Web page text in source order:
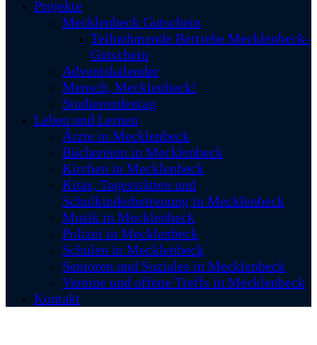
Projekte
Mecklenbeck Gutschein
Teilnehmende Betriebe Mecklenbeck-
Gutschein
Adventskalender
Mensch, Mecklenbeck!
Studierendentag
Leben und Lernen
Ärzte in Mecklenbeck
Büchereien in Mecklenbeck
Kirchen in Mecklenbeck
Kitas, Tagesstätten und
Schulkinderbetreuung in Mecklenbeck
Musik in Mecklenbeck
Polizei in Mecklenbeck
Schulen in Mecklenbeck
Senioren und Soziales in Mecklenbeck
Vereine und offene Treffs in Mecklenbeck
Kontakt